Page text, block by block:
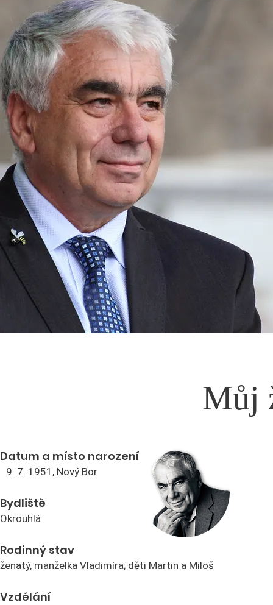
Můj
Datum a místo narození
9. 7. 1951, Nový Bor
Bydliště
Okrouhlá
Rodinný stav
ženatý, manželka Vladimíra; děti Martin a Miloš
Vzdělání